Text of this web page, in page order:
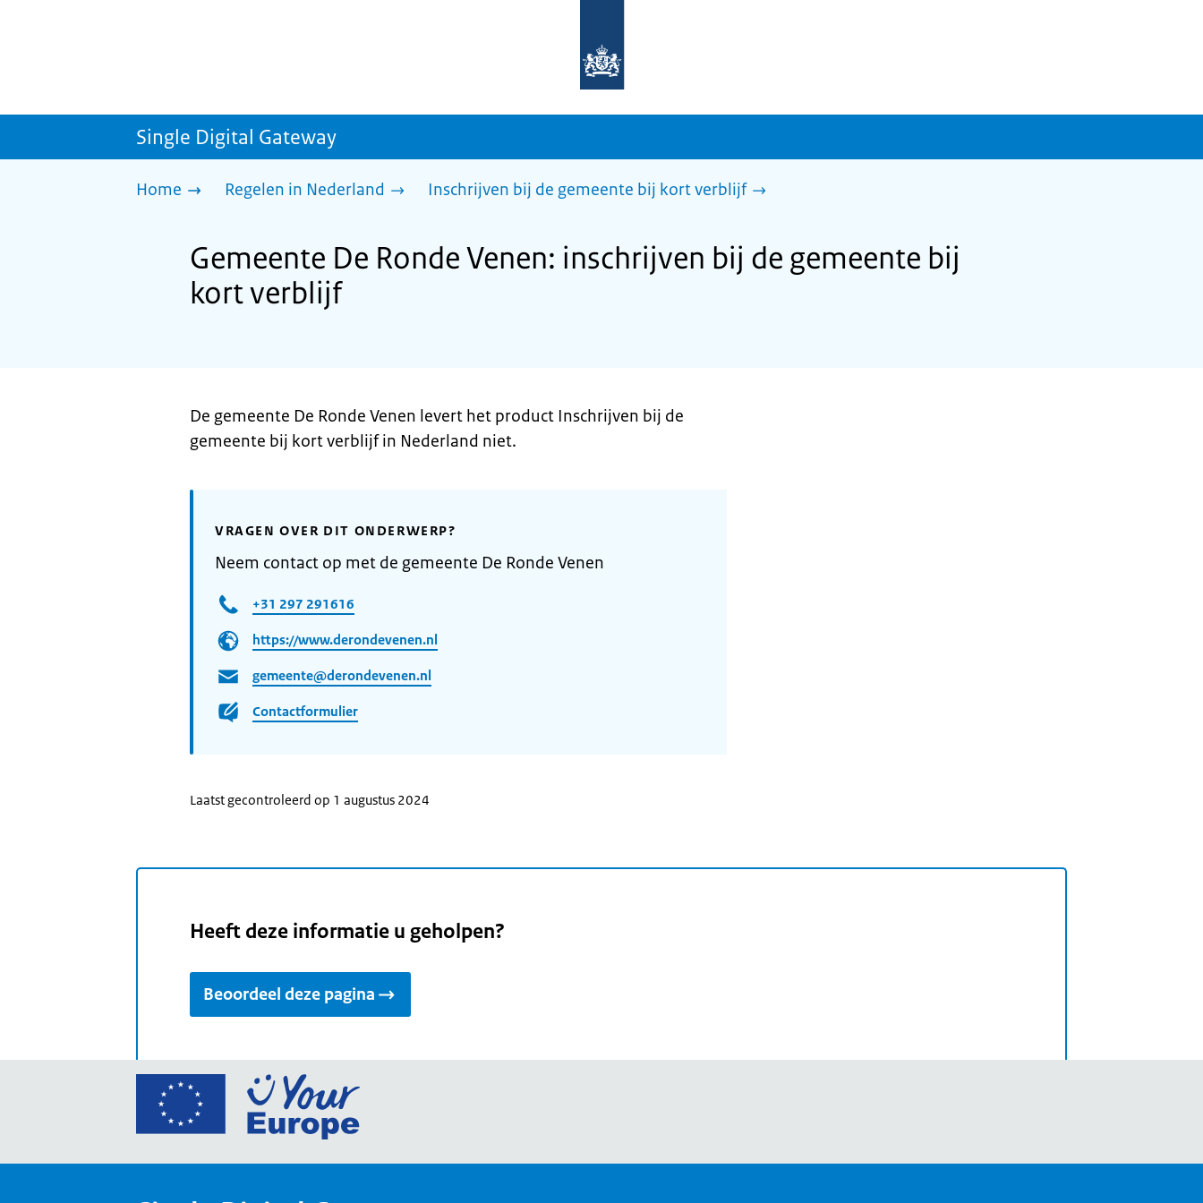
homepage
sdg.rijksoverheid.nl
Single Digital Gateway
Home Regelen in Nederland Inschrijven bij de gemeente bij kort verblijf
Gemeente De Ronde Venen: inschrijven bij de gemeente bij
kort verblijf
De gemeente De Ronde Venen levert het product Inschrijven bij de
gemeente bij kort verblijf in Nederland niet.
VRAGEN OVER DIT ONDERWERP?
Neem contact op met de gemeente De Ronde Venen
+31 297 291616
https://www.derondevenen.nl
gemeente@derondevenen.nl
Contactformulier
Laatst gecontroleerd op 1 augustus 2024
Heeft deze informatie u geholpen?
Beoordeel deze pagina
Ga
homepage